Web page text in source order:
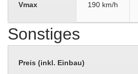
Vmax 190 km/h
Sonstiges
Preis (inkl. Einbau)